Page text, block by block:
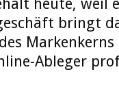
bringt
Ableger